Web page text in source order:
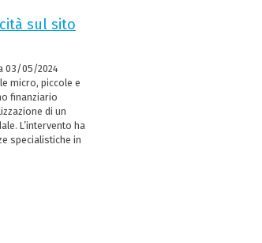
sul sito
03/05/2024
micro, piccole e
finanziario
di un
L’intervento ha
specialistiche in